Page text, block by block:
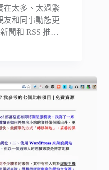
在太多、太過繁
友和同事動態更
聞和 RSS 推…